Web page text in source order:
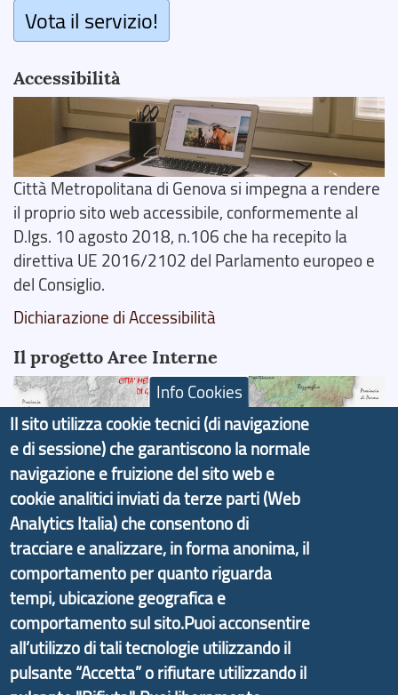
Vota il servizio!
Accessibilità
Città Metropolitana di Genova si impegna a rendere
il proprio sito web accessibile, conformemente al
D.lgs. 10 agosto 2018, n.106 che ha recepito la
direttiva UE 2016/2102 del Parlamento europeo e
del Consiglio.
Dichiarazione di Accessibilità
Il progetto Aree Interne
Il portale di marketing territoriale e sviluppo locale
di Genova Città Metropolitana si è sviluppato a
partire dal progetto nazionale Aree Interne
promosso dal Dipartimento per lo Sviluppo
Economico e finalizzato al rilancio socio-economico
delle valli dell’entroterra. In particolare fornisce
informazioni ed aggiornamenti sulla
Strategia
d'Area Antola-Tigullio, in collaborazione con Regione
Liguria ed ANCI Liguria.
Info Cookies
Il sito utilizza cookie tecnici (di navigazione
e di sessione) che garantiscono la normale
navigazione e fruizione del sito web e
cookie analitici inviati da terze parti (Web
Analytics Italia) che consentono di
tracciare e analizzare, in forma anonima, il
comportamento per quanto riguarda
tempi, ubicazione geografica e
comportamento sul sito.Puoi acconsentire
all’utilizzo di tali tecnologie utilizzando il
pulsante “Accetta” o rifiutare utilizzando il